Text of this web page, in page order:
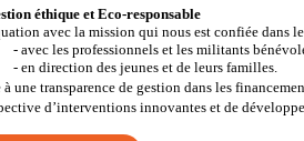
éthique et Eco-responsable
avec la mission qui nous est confiée dans
professionnels et les militants bénévoles
des jeunes et de leurs familles.
à une transparence de gestion dans les
d’interventions innovantes et de